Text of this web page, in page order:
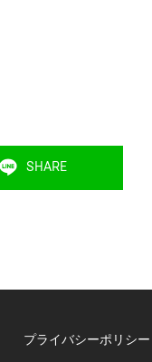
SHARE
プライバシーポリシー